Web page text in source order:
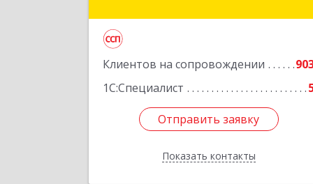
Клиентов на сопровождении
1С:Специалист
Отправить заявку
Показать контакты
Отправить заявку
Назад